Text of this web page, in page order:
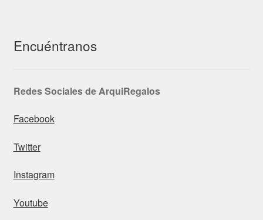
Encuéntranos
Redes Sociales de ArquiRegalos
Facebook
Twitter
Instagram
Youtube